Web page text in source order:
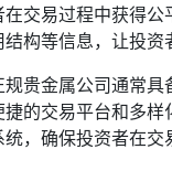
交易过程中获得公
构等信息，让投资
贵金属公司通常具
的交易平台和多样
，确保投资者在